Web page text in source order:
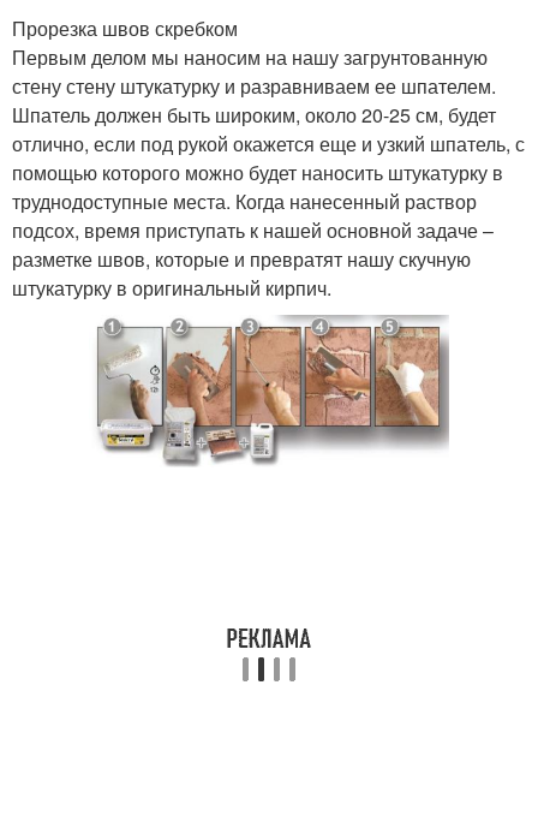
Прорезка швов скребком
Первым делом мы наносим на нашу загрунтованную
стену стену штукатурку и разравниваем ее шпателем.
Шпатель должен быть широким, около 20-25 см, будет
отлично, если под рукой окажется еще и узкий шпатель, с
помощью которого можно будет наносить штукатурку в
труднодоступные места. Когда нанесенный раствор
подсох, время приступать к нашей основной задаче –
разметке швов, которые и превратят нашу скучную
штукатурку в оригинальный кирпич.